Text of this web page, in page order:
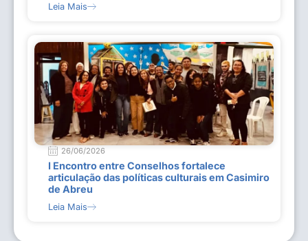
Leia Mais
26/06/2026
I Encontro entre Conselhos fortalece
articulação das políticas culturais em Casimiro
de Abreu
Leia Mais